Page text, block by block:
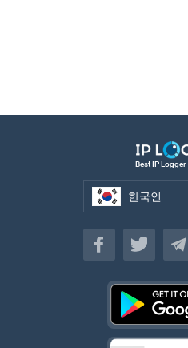
Best IP Logger
한국인
한국인